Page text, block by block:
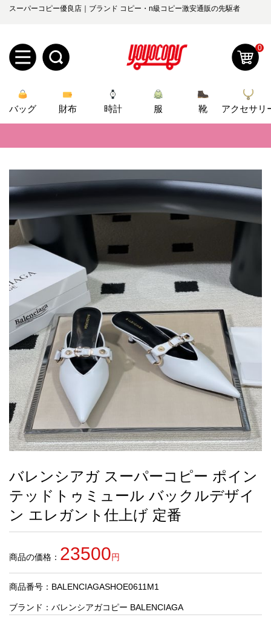
スーパーコピー優良店｜ブランド コピー・n級コピー激安通販の先駆者
規
ザ
ー
登
ロ
ン
ー
ー
お
ら
yoyocopys@gmail.com
2026人気特集
バッグ
財布
時計
服
ズボン
衣装セット
靴
住まい用品
アクセサリー
ベルト
スカーフ
アイフォーンケ
ース
小物
最
新
製
品
す
す
め
商
人
気
商
0
バッグ 財布 時計 服 靴
アクセサリ
📢 当店は正真正銘のn級スーパーコピーのみ取扱い。最高品質の再現度を
📢 2026春の新作続々更新中！期間中のご注文でお得な割引をご利用いただ
📢 新作入荷！ルイ・ヴィトンスーパーコピー バッグ最新モデルが登場。
📢 当店は正真正銘のn級スーパーコピーのみ取扱い。最高品質の再現度を
📢 2026春の新作続々更新中！期間中のご注文でお得な割引をご利用いただ
新作入荷！ルイ・ヴィトンスーパーコピー バッグ最新モデルが登場。
バレンシアガ スーパーコピー ポイン
テッドトゥミュール バックルデザイ
ン エレガント仕上げ 定番
商品の価格： 23500円
商品番号：BALENCIAGASHOE0611M1
ブランド： バレンシアガコピー BALENCIAGA